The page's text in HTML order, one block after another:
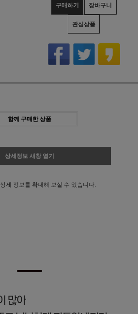
구매하기 장바구니
관심상품
함께 구매한 상품
상세정보 새창 열기
상세 정보를 확대해 보실 수 있습니다.